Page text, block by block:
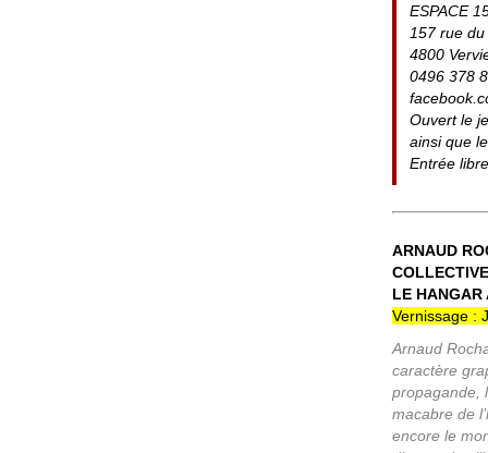
ESPACE
157 rue
4800
0496 378
Ouvert le
ainsi que
Entrée libre
ARNAUD
COLLECTIVE
LE HANGAR
Vernissage :
Arnaud
caractère
propagande,
macabre de
encore le